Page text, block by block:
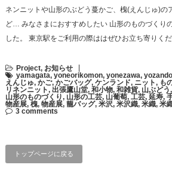
ネンニットや山形のぶどう蔓かご、槐(えんじゅ)の
ど… みなさまにおすすめしたい 山形のものづくり
した。 東京駅をご利用の際ははぜひお立ち寄りく
Project, お知らせ
yamagata, yoneorikomon, yonezawa, yozando
えんじゅ, かご, かごバッグ, ケンランド, ニット, も
リネンニット, 出張鷹山堂, 和小物, 和雑貨, 山ぶどう,
山形のものづくり, 山形の工芸, 山葡萄, 工芸, 延寿,
物産展, 槐, 物産展, 籠バッグ, 米沢, 米沢織, 米織, 米
3 comments
トップページに戻る